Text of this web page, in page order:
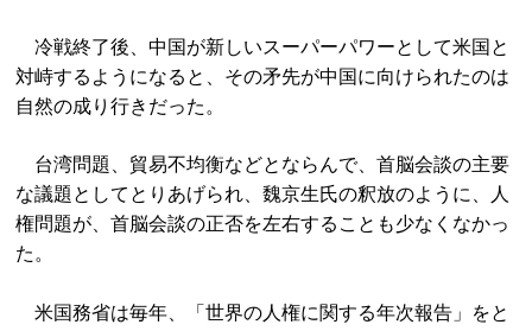
冷戦終了後、中国が新しいスーパーパワーとして米国と
対峙するようになると、その矛先が中国に向けられたのは
自然の成り行きだった。
台湾問題、貿易不均衡などとならんで、首脳会談の主要
な議題としてとりあげられ、魏京生氏の釈放のように、人
権問題が、首脳会談の正否を左右することも少なくなかっ
た。
米国務省は毎年、「世界の人権に関する年次報告」をと